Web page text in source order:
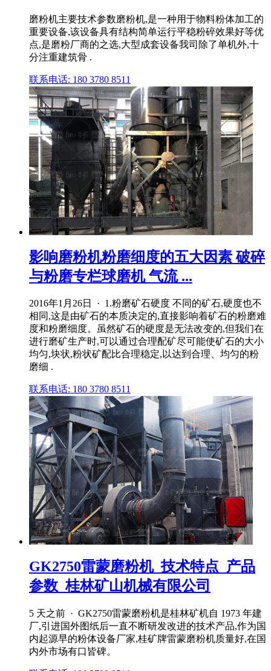
磨粉机主要技术参数磨粉机,是一种用于物料粉体加工的
重要设备,该设备具有结构简单运行平稳粉碎效果好等优
点,是磨粉厂商的之选,大型成套设备我司除了单机外,十
分注重建筑骨 .
联系电话: 180 3780 8511
影响磨粉机粉磨细度的五大因素 破碎
与粉磨专栏球磨机 气流 ...
2016年1月26日 · 1.粉磨矿石硬度 不同的矿石,硬度也不
相同,这是由矿石的本质决定的,直接影响着矿石的粉磨难
度和粉磨细度。虽然矿石的硬度是无法改变的,但我们在
进行磨矿生产时,可以通过合理配矿尽可能使矿石的大小
均匀,块状,粉状矿配比合理稳定,以达到合理、均匀的粉
磨细 .
联系电话: 180 3780 8511
GK2750雷蒙磨粉机_技术特点_产品
参数_桂林矿山机械有限公司
5 天之前 · GK2750雷蒙磨粉机是桂林矿机自 1973 年建
厂,引进国外图纸后一直不断研发改进的技术产品,作为国
内起源早的粉体设备厂家,桂矿牌雷蒙磨粉机质量好,在国
内外市场有口皆碑。